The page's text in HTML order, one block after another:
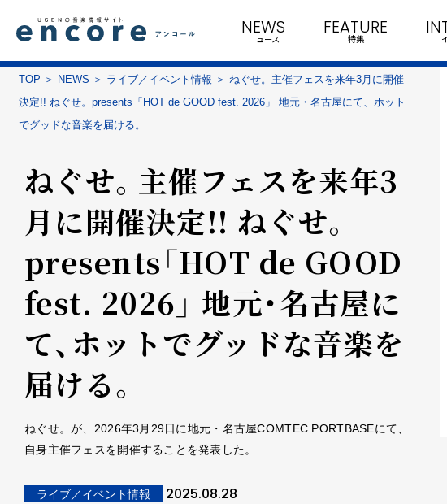
NEWS
ニュース
FEATURE
特集
TOP NEWS ライブ／イベント情報
ねぐせ。主催フェスを来年3月に開催
決定!! ねぐせ。presents「HOT de GOOD fest. 2026」 地元・名古屋にて、ホット
でグッドな音楽を届ける。
ねぐせ。主催フェスを来年3
月に開催決定!! ねぐせ。
presents「HOT de GOOD
fest. 2026」 地元・名古屋に
て、ホットでグッドな音楽を
届ける。
ねぐせ。が、2026年3月29日に地元・名古屋COMTEC PORTBASEにて、
自身主催フェスを開催することを発表した。
ライブ／イベント情報 2025.08.28